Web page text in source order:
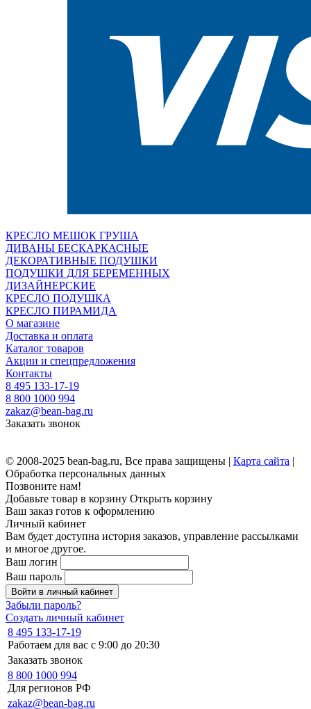
КРЕСЛО МЕШОК ГРУША
ДИВАНЫ БЕСКАРКАСНЫЕ
ДЕКОРАТИВНЫЕ ПОДУШКИ
ПОДУШКИ ДЛЯ БЕРЕМЕННЫХ
ДИЗАЙНЕРСКИЕ
КРЕСЛО ПОДУШКА
КРЕСЛО ПИРАМИДА
О магазине
Доставка и оплата
Каталог товаров
Акции и спецпредложения
Контакты
8 495 133-17-19
8 800 1000 994
zakaz@bean-bag.ru
Заказать звонок
© 2008-2025 bean-bag.ru, Все права защищены | Карта сайта |
Обработка персональных данных
Позвоните нам!
Добавьте товар в корзину Открыть корзину
Ваш заказ готов к оформлению
Личный кабинет
Вам будет доступна история заказов, управление рассылками
и многое другое.
Ваш логин
Ваш пароль
Войти в личный кабинет
Забыли пароль?
Создать личный кабинет
8 495 133-17-19
Работаем для вас с 9:00 до 20:30
Заказать звонок
8 800 1000 994
Для регионов РФ
zakaz@bean-bag.ru